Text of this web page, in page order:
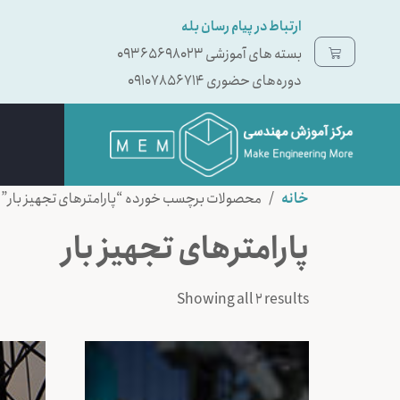
ارتباط در پیام رسان بله
بسته ‌های آموزشی 09365698023
دوره‌های حضوری 09107856714
خانه / محصولات برچسب خورده “پارامترهای تجهیز بار”
پارامترهای تجهیز بار
Showing all 2 results